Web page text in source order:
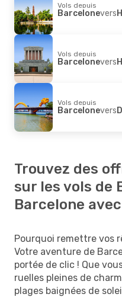
Vols depuis
Barcelonevers
Vols depuis
Barcelonevers
Vols depuis
Barcelonevers
Trouvez des
sur les vols de
Barcelone
Pourquoi remettre vos
Votre aventure de
portée de clic ! Que
ruelles pleines de
plages baignées de